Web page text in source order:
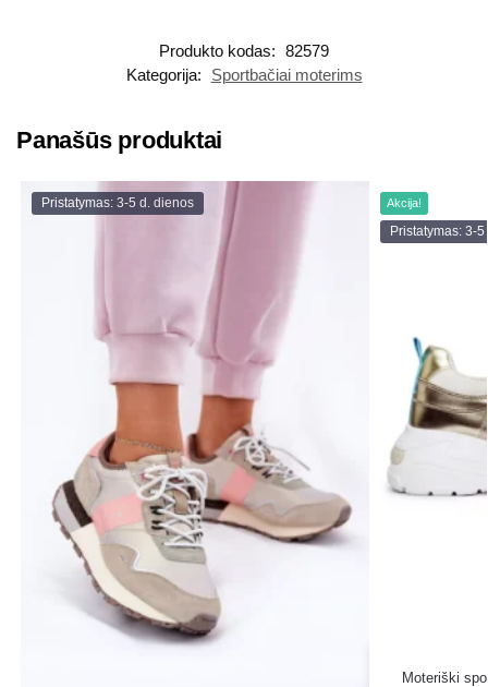
Produkto kodas: 82579
Kategorija:
Sportbačiai moterims
Panašūs produktai
Pristatymas: 3-5 d. dienos Akcija!
Pristatymas: 3-
Moteriški